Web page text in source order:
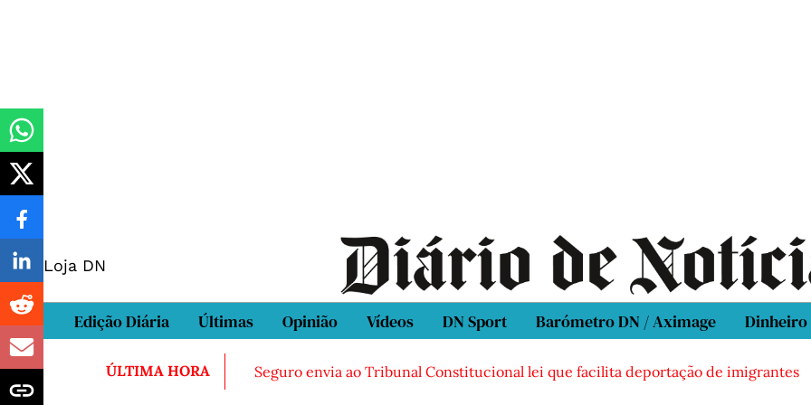
Loja DN
Edição Diária Últimas Opinião Vídeos DN Sport Barómetro DN / Aximage Dinheiro
ÚLTIMA HORA Seguro envia ao Tribunal Constitucional lei que facilita deportação de imigrantes